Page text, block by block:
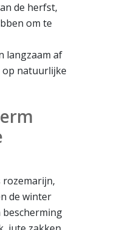
de herfst,
om te
langzaam af
op natuurlijke
rozemarijn,
de winter